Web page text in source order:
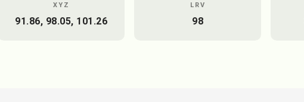
XYZ
91.86, 98.05, 101.26
LRV
98